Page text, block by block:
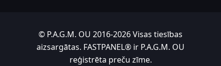
© P.A.G.M. OU 2016-2026 Visas tiesības
aizsargātas. FASTPANEL® ir P.A.G.M. OU
reģistrēta preču zīme.